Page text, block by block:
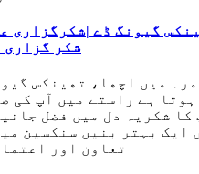
گیونگ ڈے |شکرگزاری
شکر گزاری
میں اچھا، تھینکس
ہوتا ہے راستے میں آپ کی
کا شکریہ دل میں فضل
ایک بہتر بنیں سنکسین
تعاون اور